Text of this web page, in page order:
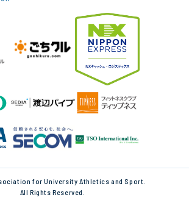
for University Athletics and Sport.
All Rights Reserved.